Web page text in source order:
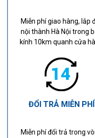
Miễn phí giao hàng, lắp
nội thành Hà Nội trong
kính 10km quanh cửa
ĐỔI TRẢ MIỄN PHÍ
Miễn phí đổi trả trong